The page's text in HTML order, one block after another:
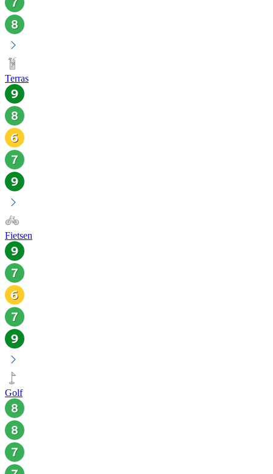
Terras
Fietsen
Golf